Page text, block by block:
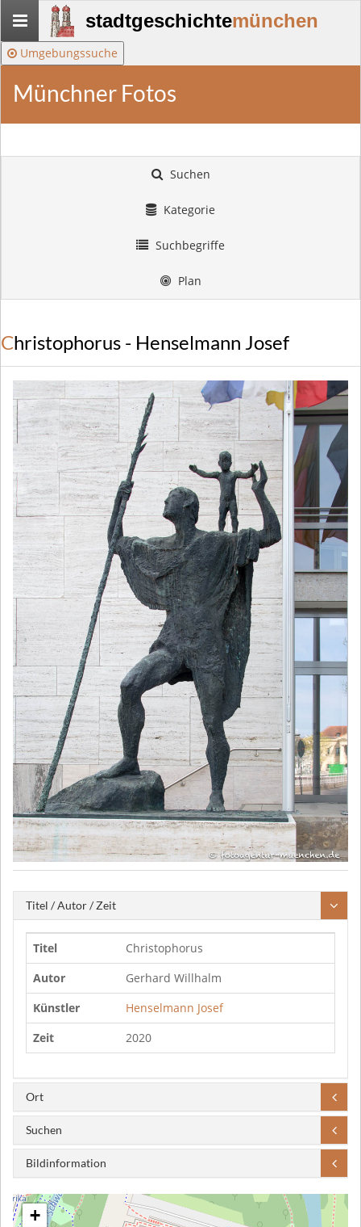
Stadtgeschichte-
München
stadtgeschichtemünchen
Umgebungssuche
Münchner Fotos
Suchen
Kategorie
Suchbegriffe
Plan
Christophorus - Henselmann Josef
Titel / Autor / Zeit
Titel
Christophorus
Autor
Gerhard Willhalm
Künstler
Henselmann Josef
Zeit
2020
Ort
Suchen
Bildinformation
+